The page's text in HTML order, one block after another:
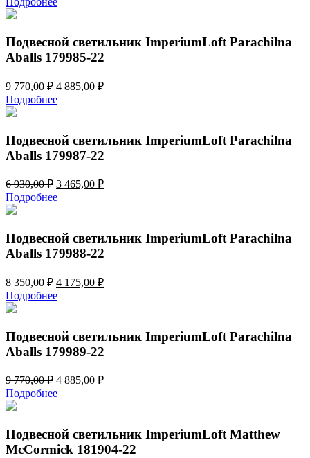
составляла
350,00 ₽.
Подвесной светильник ImperiumLoft Parachilna
Aballs 179985-22
9 770,00₽ Первоначальная
цена
составляла
770,00 ₽.
4 885,00 ₽Текущая
Подробнее
Подвесной светильник ImperiumLoft Parachilna
Aballs 179987-22
6 930,00₽ Первоначальная
цена
составляла
930,00 ₽.
3 465,00 ₽Текущая
Подробнее
Подвесной светильник ImperiumLoft Parachilna
Aballs 179988-22
8 350,00₽ Первоначальная
цена
составляла
350,00 ₽.
4 175,00 ₽Текущая
Подробнее
Подвесной светильник ImperiumLoft Parachilna
Aballs 179989-22
9 770,00₽ Первоначальная
цена
составляла
770,00 ₽.
4 885,00 ₽Текущая
Подробнее
Подвесной светильник ImperiumLoft Matthew
McCormick 181904-22